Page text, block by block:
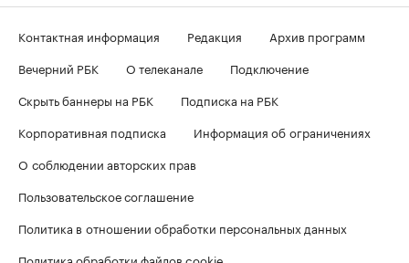
Контактная информация Редакция
Архив программ
Вечерний РБК
О телеканале
Подключение
Скрыть баннеры на РБК
Подписка на РБК
Корпоративная подписка
Информация об ограничениях
О соблюдении авторских прав
Пользовательское соглашение
Политика в отношении обработки персональных данных
Политика обработки файлов cookie